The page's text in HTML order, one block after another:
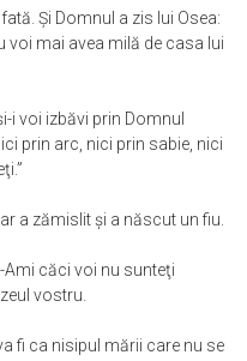
Şi Domnul a zis lui Osea:
voi mai avea milă de casa lui
i voi izbăvi prin Domnul
prin arc, nici prin sabie, nici
a zămislit şi a născut un fiu.
Ami căci voi nu sunteţi
vostru.
fi ca nisipul mării care nu se